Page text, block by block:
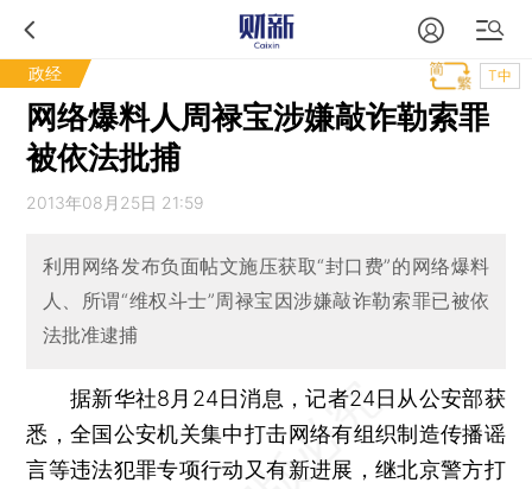
政经 T中
网络爆料人周禄宝涉嫌敲诈勒索罪
被依法批捕
2013年08月25日 21:59
利用网络发布负面帖文施压获取“封口费”的网络爆料
人、所谓“维权斗士”周禄宝因涉嫌敲诈勒索罪已被依
法批准逮捕
据新华社8月24日消息，记者24日从公安部获
悉，全国公安机关集中打击网络有组织制造传播谣
言等违法犯罪专项行动又有新进展，继北京警方打